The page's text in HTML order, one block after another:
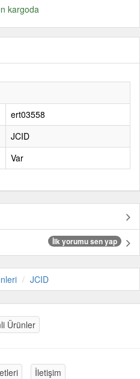
kargoda
ert03558
JCID
Var
İlk yorumu sen yap
JCID
Ürünler
İletişim